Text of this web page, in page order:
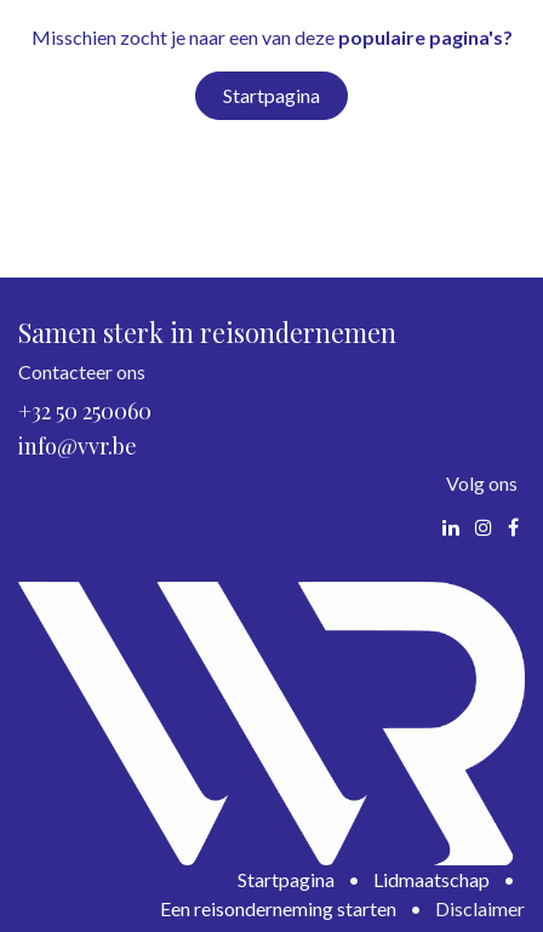
Misschien zocht je naar een van deze populaire pagina's?
Startpagina
Samen sterk in reisondernemen
Contacteer ons
+32 50 250060
info@vvr.be
Volg ons
Startpagina • Lidmaatschap
•
Een reisonderneming starten
• Disclaimer